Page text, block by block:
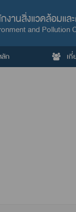
งานสิ่งแวดล้อมแ
and Pollution
ก เ